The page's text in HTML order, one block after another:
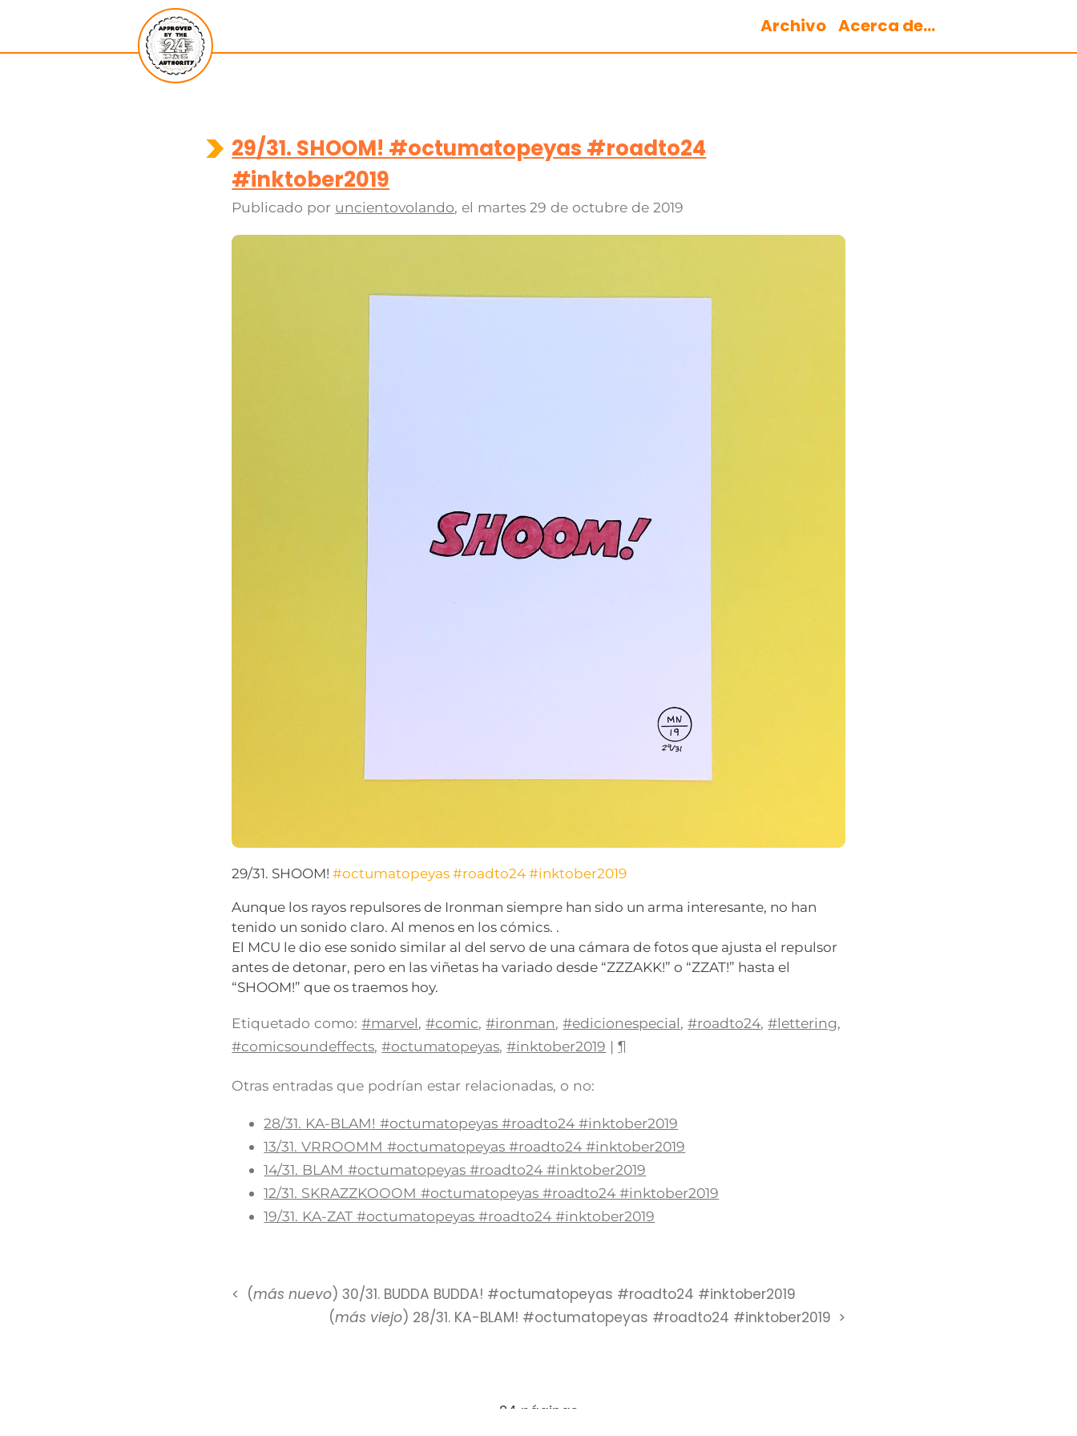
Archivo Acerca de...
29/31. SHOOM! #octumatopeyas #roadto24
#inktober2019
Publicado por uncientovolando, el martes 29 de octubre de 2019
29/31. SHOOM!#octumatopeyas #roadto24 #inktober2019
Aunque los rayos repulsores de Ironman siempre han sido un arma interesante, no han
tenido un sonido claro. Al menos en los cómics. .
El MCU le dio ese sonido similar al del servo de una cámara de fotos que ajusta el repulsor
antes de detonar, pero en las viñetas ha variado desde “ZZZAKK!” o “ZZAT!” hasta el
“SHOOM!” que os traemos hoy.
Etiquetado como: #marvel,#comic,#ironman,#edicionespecial,#roadto24,#lettering,
#comicsoundeffects,#octumatopeyas,#inktober2019 |¶
Otras entradas que podrían estar relacionadas, o no:
28/31. KA-BLAM! #octumatopeyas #roadto24 #inktober2019
13/31. VRROOMM #octumatopeyas #roadto24 #inktober2019
14/31. BLAM #octumatopeyas #roadto24 #inktober2019
12/31. SKRAZZKOOOM #octumatopeyas #roadto24 #inktober2019
19/31. KA-ZAT #octumatopeyas #roadto24 #inktober2019
(más nuevo) 30/31. BUDDA BUDDA! #octumatopeyas #roadto24 #inktober2019
(más viejo) 28/31. KA-BLAM! #octumatopeyas #roadto24 #inktober2019
24 páginas